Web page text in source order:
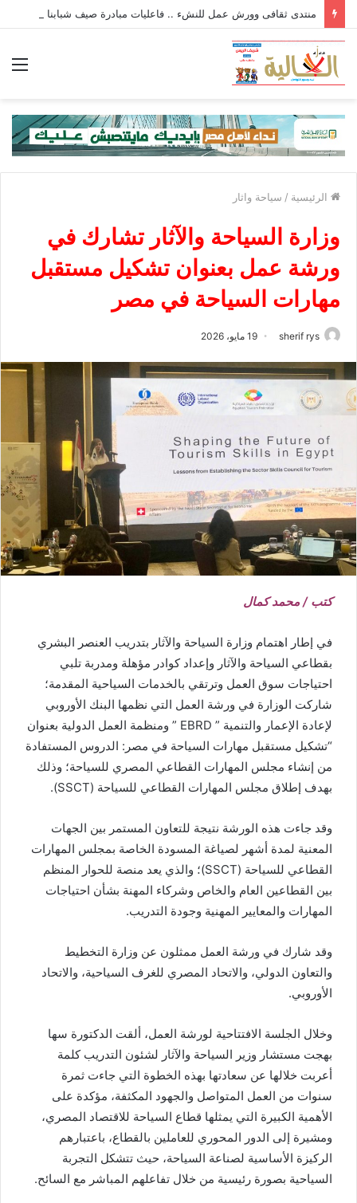
الرئيسية / سياحة واثار
وزارة السياحة والآثار تشارك في
ورشة عمل بعنوان تشكيل مستقبل
مهارات السياحة في مصر
sherif rys 19 مايو، 2026
كتب / محمد كمال
في إطار اهتمام وزارة السياحة والآثار بتدريب العنصر البشري
بقطاعي السياحة والآثار وإعداد كوادر مؤهلة ومدربة تلبي
احتياجات سوق العمل وترتقي بالخدمات السياحية المقدمة؛
شاركت الوزارة في ورشة العمل التي نظمها البنك الأوروبي
لإعادة الإعمار والتنمية ” EBRD ” ومنظمة العمل الدولية بعنوان
“تشكيل مستقبل مهارات السياحة في مصر: الدروس المستفادة
من إنشاء مجلس المهارات القطاعي المصري للسياحة؛ وذلك
بهدف إطلاق مجلس المهارات القطاعي للسياحة (SSCT).
وقد جاءت هذه الورشة نتيجة للتعاون المستمر بين الجهات
المعنية لمدة أشهر لصياغة المسودة الخاصة بمجلس المهارات
القطاعي للسياحة (SSCT)؛ والذي يعد منصة للحوار المنظم
بين القطاعين العام والخاص وشركاء المهنة بشأن احتياجات
المهارات والمعايير المهنية وجودة التدريب.
وقد شارك في ورشة العمل ممثلون عن وزارة التخطيط
والتعاون الدولي، والاتحاد المصري للغرف السياحية، والاتحاد
الأوروبي.
وخلال الجلسة الافتتاحية لورشة العمل، ألقت الدكتورة سها
بهجت مستشار وزير السياحة والآثار لشئون التدريب كلمة
أعربت خلالها عن سعادتها بهذه الخطوة التي جاءت ثمرة
سنوات من العمل المتواصل والجهود المكثفة، مؤكدة على
الأهمية الكبيرة التي يمثلها قطاع السياحة للاقتصاد المصري،
ومشيرة إلى الدور المحوري للعاملين بالقطاع، باعتبارهم
الركيزة الأساسية لصناعة السياحة، حيث تتشكل التجربة
السياحية بصورة رئيسية من خلال تفاعلهم المباشر مع السائح.